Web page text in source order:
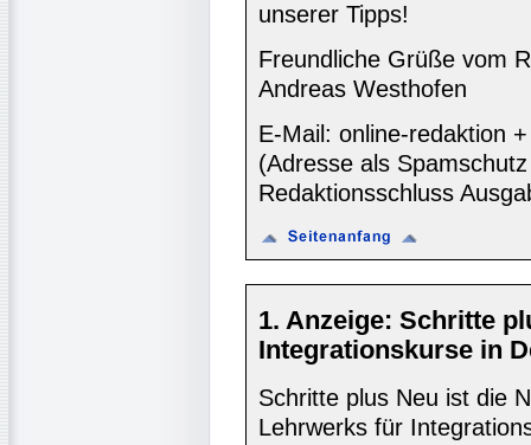
unserer Tipps!
Freundliche Grüße vom
Andreas Westhofen
E-Mail: online-redaktion
(Adresse als
Redaktionsschluss
1. Anzeige: Schritte
Integrationskurse in
Schritte plus Neu ist die
Lehrwerks für